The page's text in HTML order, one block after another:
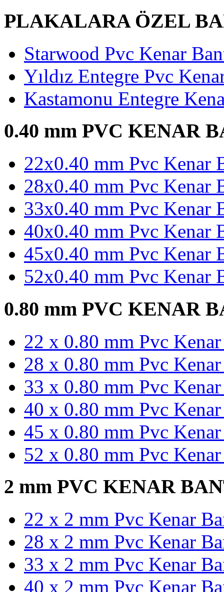
PLAKALARA ÖZEL
Starwood Pvc Kenar
Yıldız Entegre Pvc
Kastamonu Entegre
0.40 mm PVC KENAR
22x0.40 mm Pvc Kenar
28x0.40 mm Pvc Kenar
33x0.40 mm Pvc Kenar
40x0.40 mm Pvc Kenar
45x0.40 mm Pvc Kenar
52x0.40 mm Pvc Kenar
0.80 mm PVC KENAR
22 x 0.80 mm Pvc
28 x 0.80 mm Pvc
33 x 0.80 mm Pvc
40 x 0.80 mm Pvc
45 x 0.80 mm Pvc
52 x 0.80 mm Pvc
2 mm PVC KENAR
22 x 2 mm Pvc Kenar
28 x 2 mm Pvc Kenar
33 x 2 mm Pvc Kenar
40 x 2 mm Pvc Kenar